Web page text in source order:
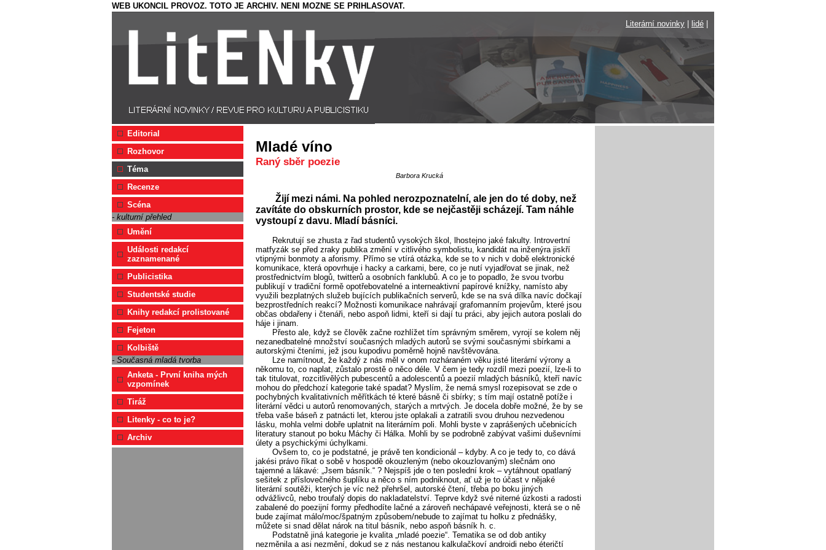
WEB UKONCIL PROVOZ. TOTO JE ARCHIV. NENI MOZNE SE PRIHLASOVAT.
Literární novinky
lidé
Editorial
Rozhovor
Téma
Recenze
Scéna
- kulturní přehled
Umění
Události redakcí
zaznamenané
Publicistika
Studentské studie
Knihy redakcí prolistované
Fejeton
Kolbiště
- Současná mladá tvorba
Anketa - První kniha mých
vzpomínek
Tiráž
Litenky - co to je?
Archiv
Mladé víno
Raný sběr poezie
Barbora Krucká
Žijí mezi námi. Na pohled nerozpoznatelní, ale jen do té doby, než
zavítáte do obskurních prostor, kde se nejčastěji scházejí. Tam náhle
vystoupí z davu. Mladí básníci.
Rekrutují se zhusta z řad studentů vysokých škol, lhostejno jaké fakulty. Introvertní
matfyzák se před zraky publika změní v citlivého symbolistu, kandidát na inženýra jiskří
vtipnými bonmoty a aforismy. Přímo se vtírá otázka, kde se to v nich v době elektronické
komunikace, která opovrhuje i hacky a carkami, bere, co je nutí vyjadřovat se jinak, než
prostřednictvím blogů, twitterů a osobních fanklubů. A co je to popadlo, že svou tvorbu
publikují v tradiční formě opotřebovatelné a interneaktivní papírové knížky, namísto aby
využili bezplatných služeb bujících publikačních serverů, kde se na svá dílka navíc dočkají
bezprostředních reakcí? Možnosti komunikace nahrávají grafomanním projevům, které jsou
občas obdařeny i čtenáři, nebo aspoň lidmi, kteří si dají tu práci, aby jejich autora poslali do
háje i jinam.
Přesto ale, když se člověk začne rozhlížet tím správným směrem, vyrojí se kolem něj
nezanedbatelné množství současných mladých autorů se svými současnými sbírkami a
autorskými čteními, jež jsou kupodivu poměrně hojně navštěvována.
Lze namítnout, že každý z nás měl v onom rozháraném věku jisté literární výrony a
někomu to, co naplat, zůstalo prostě o něco déle. V čem je tedy rozdíl mezi poezií, lze-li to
tak titulovat, rozcitlivělých pubescentů a adolescentů a poezií mladých básníků, kteří navíc
mohou do předchozí kategorie také spadat? Myslím, že nemá smysl rozepisovat se zde o
pochybných kvalitativních měřítkách té které básně či sbírky; s tím mají ostatně potíže i
literární vědci u autorů renomovaných, starých a mrtvých. Je docela dobře možné, že by se
třeba vaše báseň z patnácti let, kterou jste oplakali a zatratili svou druhou nezvedenou
lásku, mohla velmi dobře uplatnit na literárním poli. Mohli byste v zaprášených učebnicích
literatury stanout po boku Máchy či Hálka. Mohli by se podrobně zabývat vašimi duševními
úlety a psychickými úchylkami.
Ovšem to, co je podstatné, je právě ten kondicionál – kdyby. A co je tedy to, co dává
jakési právo říkat o sobě v hospodě okouzleným (nebo okouzlovaným) slečnám ono
tajemné a lákavé: „Jsem básník.“ ? Nejspíš jde o ten poslední krok – vytáhnout opatlaný
sešitek z příslovečného šuplíku a něco s ním podniknout, ať už je to účast v nějaké
literární soutěži, kterých je víc než přehršel, autorské čtení, třeba po boku jiných
odvážlivců, nebo troufalý dopis do nakladatelství. Teprve když své niterné úzkosti a radosti
zabalené do poezijní formy předhodíte lačné a zároveň nechápavé veřejnosti, která se o ně
bude zajímat málo/moc/špatným způsobem/nebude to zajímat tu holku z přednášky,
můžete si snad dělat nárok na titul básník, nebo aspoň básník h. c.
Podstatně jiná kategorie je kvalita „mladé poezie“. Tematika se od dob antiky
nezměnila a asi nezmění, dokud se z nás nestanou kalkulačkoví androidi nebo éteričtí